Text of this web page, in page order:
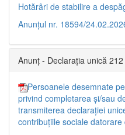
Hotărâri de stabilire a
Anunțul nr. 18594/
Anunț - Declarația unică 212
Persoanele desemnate
privind completarea și/sau
transmiterea declarației
contribuțiile sociale